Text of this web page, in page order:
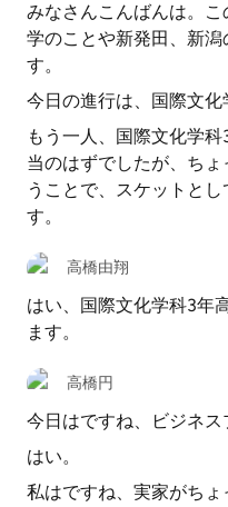
みなさんこんばんは。
学のことや新発田、新
す。
今日の進行は、国際文化
もう一人、国際文化学
当のはずでしたが、ち
うことで、スケットと
す。
高橋由翔
はい、国際文化学科3年
ます。
高橋円
今日はですね、ビジネス
はい。
私はですね、実家がち